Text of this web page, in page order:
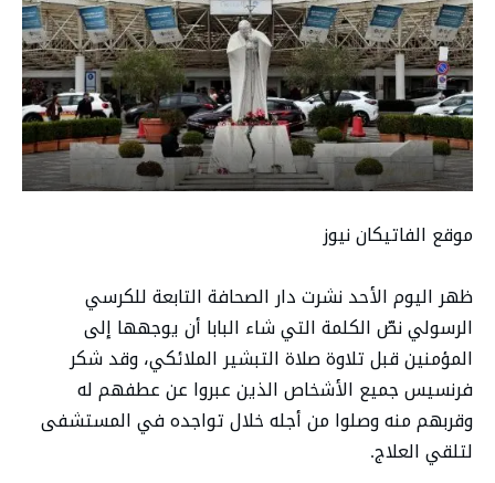
موقع الفاتيكان نيوز
ظهر اليوم الأحد نشرت دار الصحافة التابعة للكرسي
الرسولي نصّ الكلمة التي شاء البابا أن يوجهها إلى
المؤمنين قبل تلاوة صلاة التبشير الملائكي، وقد شكر
فرنسيس جميع الأشخاص الذين عبروا عن عطفهم له
وقربهم منه وصلوا من أجله خلال تواجده في المستشفى
لتلقي العلاج.